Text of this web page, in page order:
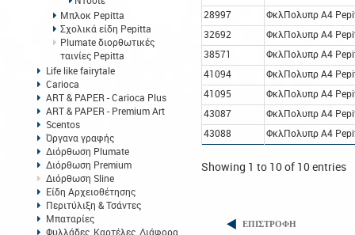
Μπλοκ Pepitta
Σχολικά είδη Pepitta
Plumate διορθωτικές
ταινίες Pepitta
Life like fairytale
Carioca
ART & PAPER - Carioca Plus
ART & PAPER - Premium Art
Scentos
Όργανα γραφής
Διόρθωση Plumate
Διόρθωση Premium
Διόρθωση Sline
Είδη Αρχειοθέτησης
Περιτύλιξη & Τσάντες
Μπαταρίες
Φυλλάδες, Καρτέλες, Διάφορα
28997
ΦκλΠολυπρ Α4
32692
ΦκλΠολυπρ Α4
38571
ΦκλΠολυπρ Α4
41094
ΦκλΠολυπρ Α4
41095
ΦκλΠολυπρ Α4
43087
ΦκλΠολυπρ Α4
43088
ΦκλΠολυπρ Α4
Showing 1 to 10 of 10 entries
ΕΠΙΣΤΡΟΦΗ